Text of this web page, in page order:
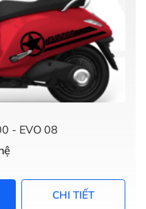
- EVO 08
CHI TIẾT